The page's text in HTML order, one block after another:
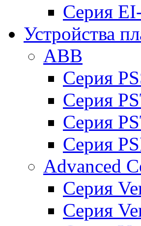
Серия
Устройства
ABB
Cерия
Cерия
Cерия
Серия
Advanced
Cерия
Cерия